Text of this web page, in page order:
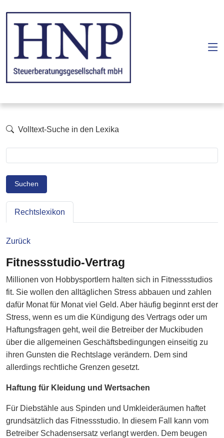
Volltext-Suche in den Lexika
Suchen
Rechtslexikon
Zurück
Fitnessstudio-Vertrag
Millionen von Hobbysportlern halten sich in Fitnessstudios
fit. Sie wollen den alltäglichen Stress abbauen und zahlen
dafür Monat für Monat viel Geld. Aber häufig beginnt erst der
Stress, wenn es um die Kündigung des Vertrags oder um
Haftungsfragen geht, weil die Betreiber der Muckibuden
über die allgemeinen Geschäftsbedingungen einseitig zu
ihren Gunsten die Rechtslage verändern. Dem sind
allerdings rechtliche Grenzen gesetzt.
Haftung für Kleidung und Wertsachen
Für Diebstähle aus Spinden und Umkleideräumen haftet
grundsätzlich das Fitnessstudio. In diesem Fall kann vom
Betreiber Schadensersatz verlangt werden. Dem beugen